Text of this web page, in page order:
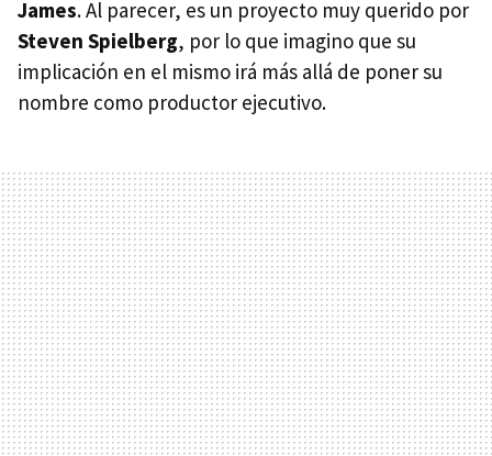
James. Al parecer, es un proyecto muy querido por
Steven Spielberg, por lo que imagino que su
implicación en el mismo irá más allá de poner su
nombre como productor ejecutivo.